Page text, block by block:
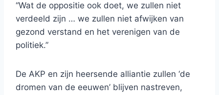
“Wat de oppositie ook doet, we zullen niet
verdeeld zijn … we zullen niet afwijken van
gezond verstand en het verenigen van de
politiek.”
De AKP en zijn heersende alliantie zullen ‘de
dromen van de eeuwen’ blijven nastreven,